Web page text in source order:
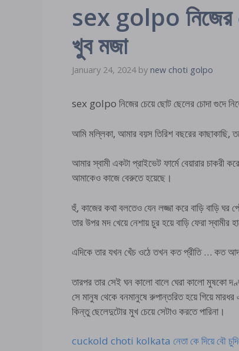
sex golpo নিজের
খুব মজা
January 24, 2024 by new choti golpo
sex golpo নিজের চেয়ে ছোট ছেলের চোদা গুদে
আমি মল্লিকা, আমার বয়স তিরিশ বছরের কাছাকাছি,
আমার স্বামী একটা প্রাইভেট ফার্মে বেয়ারার
আমাকেও কাজে বেরুতে হয়েছে।
হুঁ, কাজের কথা বলতেও যেন লজ্জা করে বাড়ি বাড়ি ঘর
তার উপর মদ খেয়ে নেশায় চুর হয়ে বাড়ি ফেরা স্বামীর
এদিকে তার যখন খেঁচ ওঠে তখন কত প্রীতি … কত
তারপর তার সেই ঘন কালো বালে ঘেরা কালো মুষকো
সে মানুষ থেকে বনমানুষে রুপান্তরিত হয়ে গিয়ে
কিন্তু ছেলেদুটোর মুখ চেয়ে সেটাও করতে পারিনা।
cuckold choti kolkata নেতা কে দিয়ে বৌ চুদিয়ে